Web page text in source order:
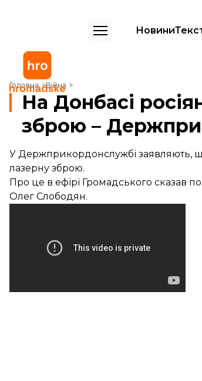
Новини
Головна Війна
На Донбасі росіяни могли використати лазерну
На Донбасі
зброю –
У Держприкордонслужбі заявляють,
лазерну зброю.
Про це в ефірі Громадського сказав
Олег Слободян.